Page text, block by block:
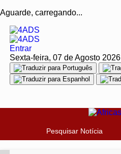
Aguarde, carregando...
Entrar
Sexta-feira, 07 de Agosto 2026
Pesquisar Notícia